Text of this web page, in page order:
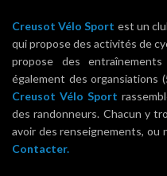
Creusot Vélo Sport est un
qui propose des activités de
propose des
également des organsiations
Creusot Vélo Sport
des randonneurs. Chacun y
avoir des renseignements, ou
Contacter.